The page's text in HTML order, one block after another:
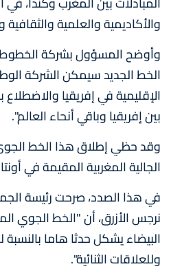
والأكاديمية والعلمية والثقافية
وأوضح المسؤول بشركة الخطوط
الخط الجديد سيمكن الشركة
الإقليمية في إفريقيا
بين إفريقيا وباقي أنحاء العالم".
وقد حظي إطلاق هذا الخط الجوي
الجالية المغربية المقيمة في
في هذا الصدد، صرحت رئيسة
نرجس الأزرق، أن "الخط الجوي
البيضاء يشكل حدثا هاما بالنسبة
وللعلاقات الثنائية".